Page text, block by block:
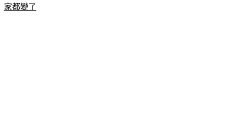
家都變了